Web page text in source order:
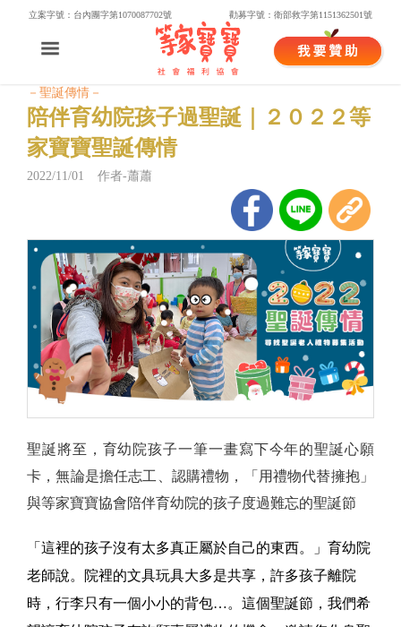
立案字號：台內團字第1070087702號 勸募字號：衛部救字第1151362501號
－聖誕傳情－
陪伴育幼院孩子過聖誕｜２０２２等
家寶寶聖誕傳情
2022/11/01 作者-蕭蕭
聖誕將至，育幼院孩子一筆一畫寫下今年的聖誕心願
卡，無論是擔任志工、認購禮物，「用禮物代替擁抱」
與等家寶寶協會陪伴育幼院的孩子度過難忘的聖誕節
「這裡的孩子沒有太多真正屬於自己的東西。」育幼院
老師說。院裡的文具玩具大多是共享，許多孩子離院
時，行李只有一個小小的背包…。這個聖誕節，我們希